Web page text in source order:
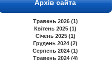
Архів сайта
Травень 2026 (1)
Квітень 2025 (1)
Січень 2025 (1)
Грудень 2024 (2)
Серпень 2024 (1)
Травень 2024 (4)